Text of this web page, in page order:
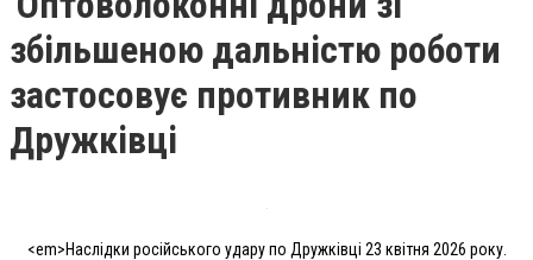
збільшеною дальністю роботи
застосовує противник по
Дружківці
<em>Наслідки російського удару по Дружківці 23 квітня 2026 року.